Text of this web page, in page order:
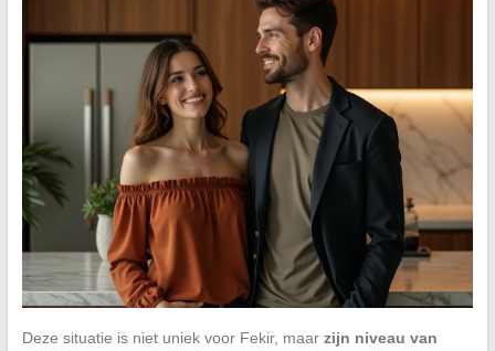
Deze situatie is niet uniek voor Fekir, maar zijn niveau van